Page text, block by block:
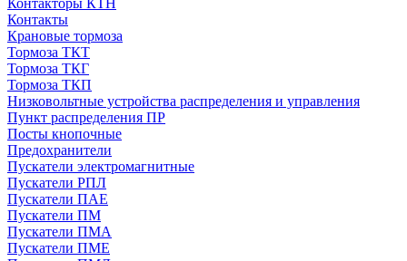
Контакторы КТН
Контакты
Крановые тормоза
Тормоза ТКТ
Тормоза ТКГ
Тормоза ТКП
Низковольтные устройства распределения и управления
Пункт распределения ПР
Посты кнопочные
Предохранители
Пускатели электромагнитные
Пускатели РПЛ
Пускатели ПАЕ
Пускатели ПМ
Пускатели ПМА
Пускатели ПМЕ